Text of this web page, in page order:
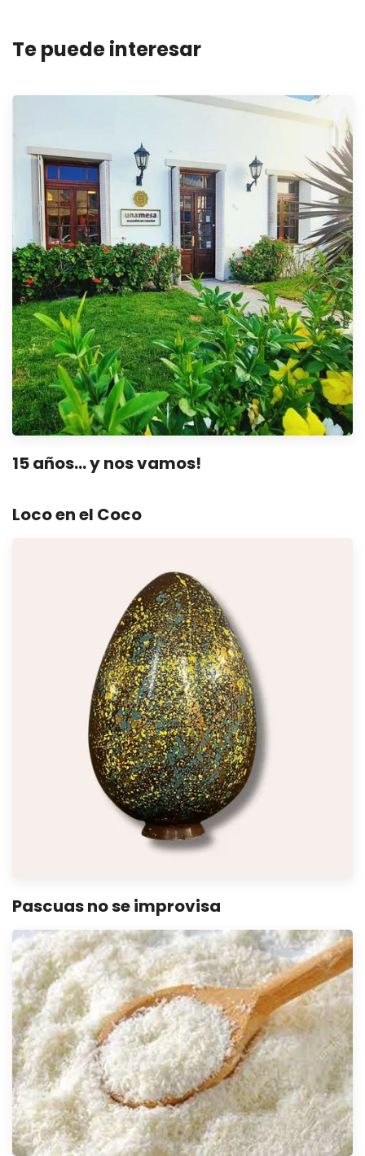
Te puede interesar
15 años… y nos vamos!
Loco en el Coco
Pascuas no se improvisa